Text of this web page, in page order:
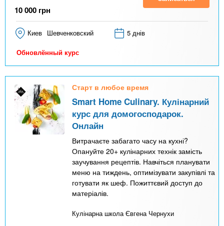
10 000 грн
Киев Шевченковский 5 днів
Обновлённый курс
Старт в любое время
Smart Home Culinary. Кулінарний
курс для домогосподарок.
Онлайн
Витрачаєте забагато часу на кухні?
Опануйте 20+ кулінарних технік замість
заучування рецептів. Навчіться планувати
меню на тиждень, оптимізувати закупівлі та
готувати як шеф. Пожиттєвий доступ до
матеріалів.
Кулінарна школа Євгена Чернухи